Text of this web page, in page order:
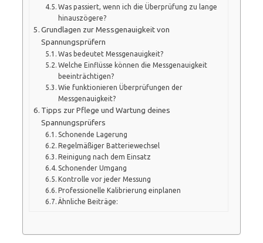
Was passiert, wenn ich die Überprüfung zu lange
hinauszögere?
Grundlagen zur Messgenauigkeit von
Spannungsprüfern
Was bedeutet Messgenauigkeit?
Welche Einflüsse können die Messgenauigkeit
beeinträchtigen?
Wie funktionieren Überprüfungen der
Messgenauigkeit?
Tipps zur Pflege und Wartung deines
Spannungsprüfers
Schonende Lagerung
Regelmäßiger Batteriewechsel
Reinigung nach dem Einsatz
Schonender Umgang
Kontrolle vor jeder Messung
Professionelle Kalibrierung einplanen
Ähnliche Beiträge: